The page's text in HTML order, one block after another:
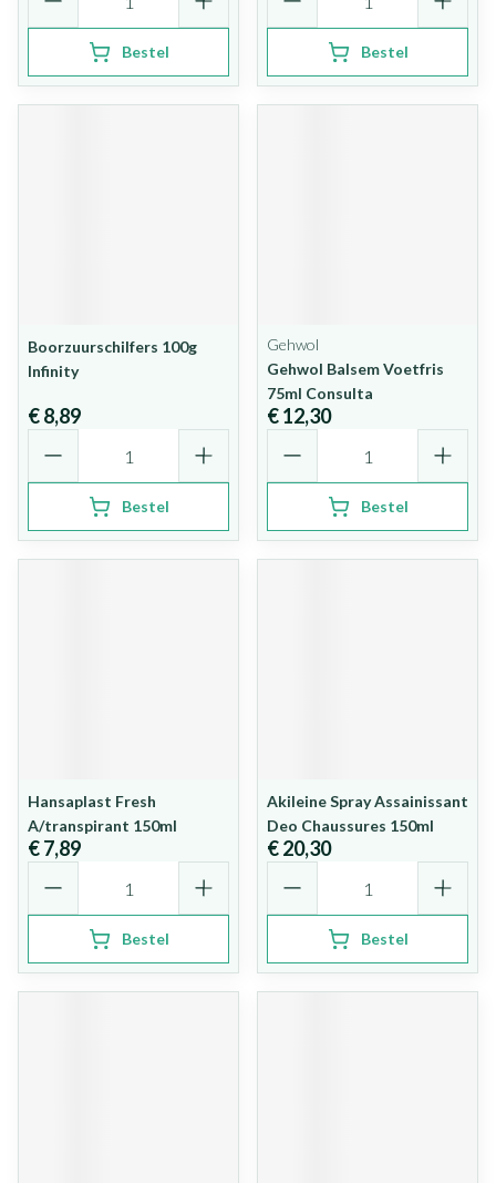
Bestel Bestel
Boorzuurschilfers 100g
Infinity
€ 8,89
Bestel
Gehwol
Gehwol Balsem Voetfris
75ml Consulta
€ 12,30
Bestel
Hansaplast Fresh
A/transpirant 150ml
€ 7,89
Bestel
Akileine Spray Assainissant
Deo Chaussures 150ml
€ 20,30
Bestel